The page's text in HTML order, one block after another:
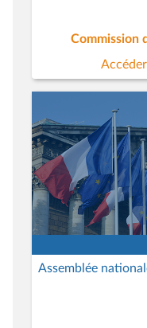
Commission
Assemblée